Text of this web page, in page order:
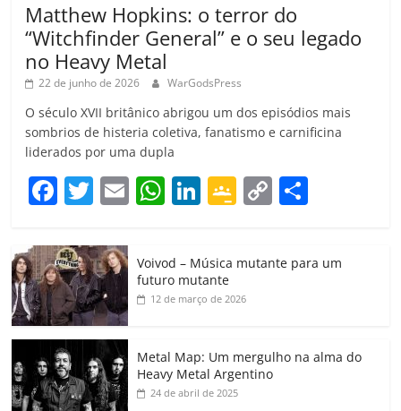
Matthew Hopkins: o terror do
“Witchfinder General” e o seu legado
no Heavy Metal
22 de junho de 2026 WarGodsPress
O século XVII britânico abrigou um dos episódios mais
sombrios de histeria coletiva, fanatismo e carnificina
liderados por uma dupla
F
c
e
b
o
o
k
T
itt
er
E W
s
A
p
Li
e
dI
G
gl
e
a
ss
C
y
k
p
h
Voivod – Música mutante para um
futuro mutante
12 de março de 2026
Metal Map: Um mergulho na alma do
Heavy Metal Argentino
24 de abril de 2025